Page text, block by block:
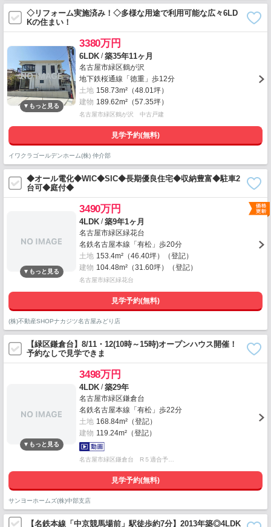
◇リフォーム実施済み！◇多様な用途で利用可能な広々6LD
Kの住まい！
3380万円
6LDK /築35年11ヶ月
名古屋市緑区鶴が沢
地下鉄桜通線「徳重」歩12分
土地 158.73m²（48.01坪）
建物 189.62m²（57.35坪）
名古屋市緑区鶴が沢 中古戸建
見学予約(無料)
イワクラゴールデンホーム(株) 仲介部
◆オール電化◆WIC◆SIC◆長期優良住宅◆収納豊富◆駐車2
台可◆庭付◆
3490万円
4LDK /築9年1ヶ月
名古屋市緑区緑花台
名鉄名古屋本線「有松」歩20分
土地 153.4m²（46.40坪）（登記）
建物 104.48m²（31.60坪）（登記）
名古屋市緑区緑花台
見学予約(無料)
(株)不動産SHOPナカジツ名古屋みどり店
【緑区鎌倉台】8/11・12(10時～15時)オープンハウス開催！
予約なしで見学できま
3498万円
4LDK /築29年
名古屋市緑区鎌倉台
名鉄名古屋本線「有松」歩22分
土地 168.84m²（登記）
建物 119.24m²（登記）
名古屋市緑区鎌倉台 R５適合予…
見学予約(無料)
サンヨーホームズ(株)中部支店
【名鉄本線「中京競馬場前」駅徒歩約7分】2013年築◎4LDK